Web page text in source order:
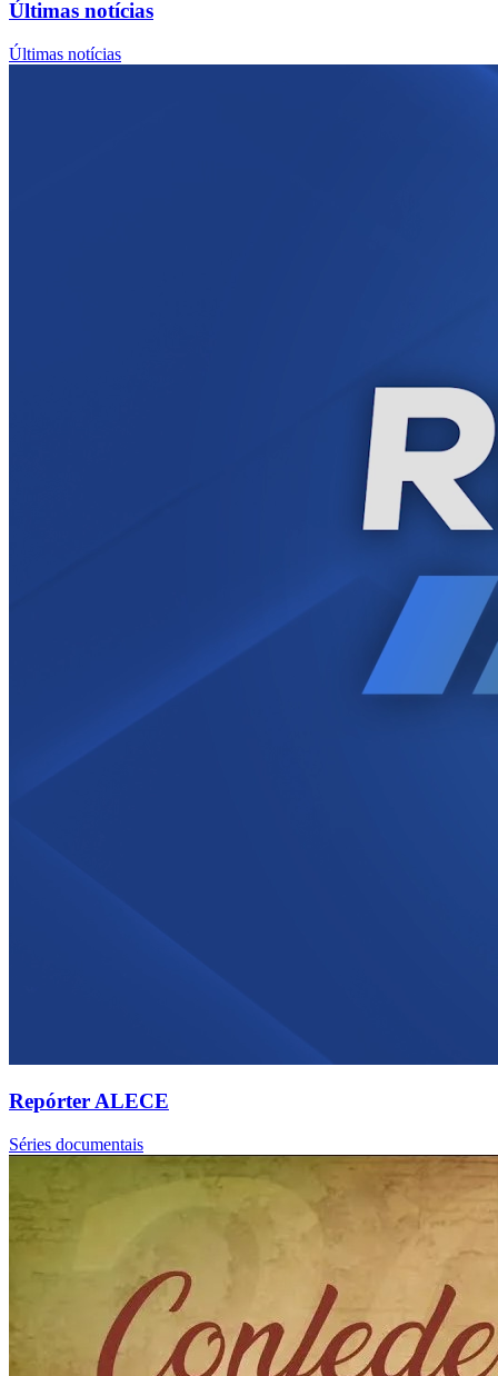
Últimas notícias
Últimas notícias
Repórter ALECE
Séries documentais